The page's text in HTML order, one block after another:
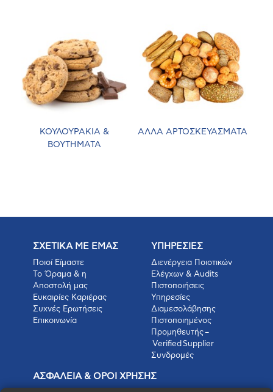
ΚΟΥΛΟΥΡΑΚΙΑ &
ΒΟΥΤΗΜΑΤΑ
ΑΛΛΑ ΑΡΤΟΣΚΕΥΑΣΜΑΤΑ
ΣΧΕΤΙΚΑ ΜΕ ΕΜΑΣ
Ποιοί Είμαστε
Το Όραμα & η
Αποστολή μας
Ευκαιρίες Καριέρας
Συχνές Ερωτήσεις
Επικοινωνία
ΥΠΗΡΕΣΙΕΣ
Διενέργεια Ποιοτικών
Ελέγχων & Audits
Πιστοποιήσεις
Υπηρεσίες
Διαμεσολάβησης
Πιστοποιημένος
Προμηθευτής –
Verified Supplier
Συνδρομές
ΑΣΦΑΛΕΙΑ & ΟΡΟΙ ΧΡΗΣΗΣ